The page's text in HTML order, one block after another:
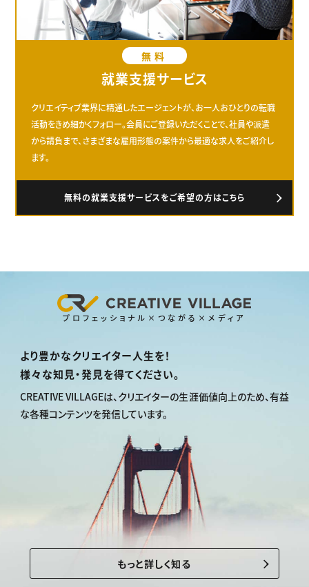
無料
就業支援サービス
クリエイティブ業界に精通したエージェントが、お一人おひとりの転職
活動をきめ細かくフォロー。会員にご登録いただくことで、社員や派遣
から請負まで、さまざまな雇用形態の案件から最適な求人をご紹介し
ます。
無料の就業支援サービスをご希望の方はこちら
プロフェッショナル×つながる×メディア
より豊かなクリエイター人生を！
様々な知見・発見を得てください。
CREATIVE VILLAGEは、クリエイターの生涯価値向上のため、有益
な各種コンテンツを発信しています。
もっと詳しく知る